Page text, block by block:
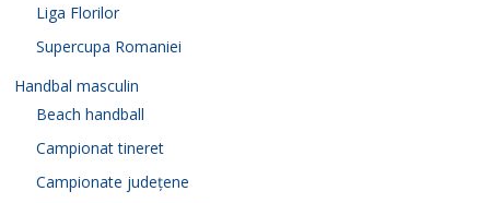
Liga Florilor
Supercupa Romaniei
Handbal masculin
Beach handball
Campionat tineret
Campionate județene